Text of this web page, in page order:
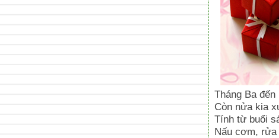
Tháng Ba
Còn nửa kia
Tính từ buổi
Nấu cơm, rửa